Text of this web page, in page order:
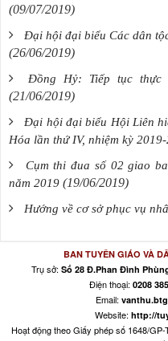
(09/07/2019)
Đại hội đại biểu Các dân
(26/06/2019)
Đồng Hỷ: Tiếp tục thực
(21/06/2019)
Đại hội đại biểu Hội Liên
Hóa lần thứ IV, nhiệm kỳ
Cụm thi đua số 02 giao
năm 2019 (19/06/2019)
Hướng về cơ sở phục vụ
BAN TUYÊN GIÁO VÀ
Trụ sở: Số 28 Đ.Phan Đình
Điện thoại: 0208
Email:
Website: http://
Hoạt động theo Giấy phép số 1648/